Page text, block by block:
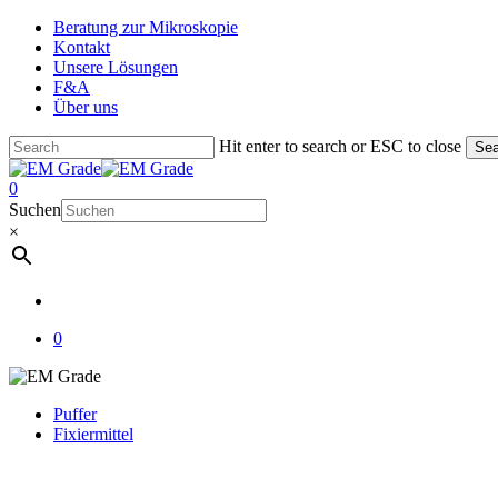
Skip
main
content
Beratung zur Mikroskopie
Kontakt
Unsere Lösungen
F&A
Über uns
Hit enter to search or ESC to close
Close
Search
account
0
Menu
Suchen
×
0
Puffer
Fixiermittel